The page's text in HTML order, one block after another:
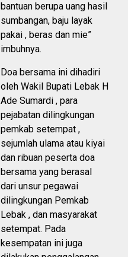
bantuan berupa uang hasil
sumbangan, baju layak
pakai , beras dan mie”
imbuhnya.
Doa bersama ini dihadiri
oleh Wakil Bupati Lebak H
Ade Sumardi , para
pejabatan dilingkungan
pemkab setempat ,
sejumlah ulama atau kiyai
dan ribuan peserta doa
bersama yang berasal
dari unsur pegawai
dilingkungan Pemkab
Lebak , dan masyarakat
setempat. Pada
kesempatan ini juga